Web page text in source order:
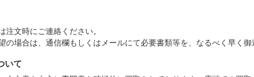
注文時にご連絡ください。
の場合は、通信欄もしくはメールにて必要書類等を、なるべく早く御
いて